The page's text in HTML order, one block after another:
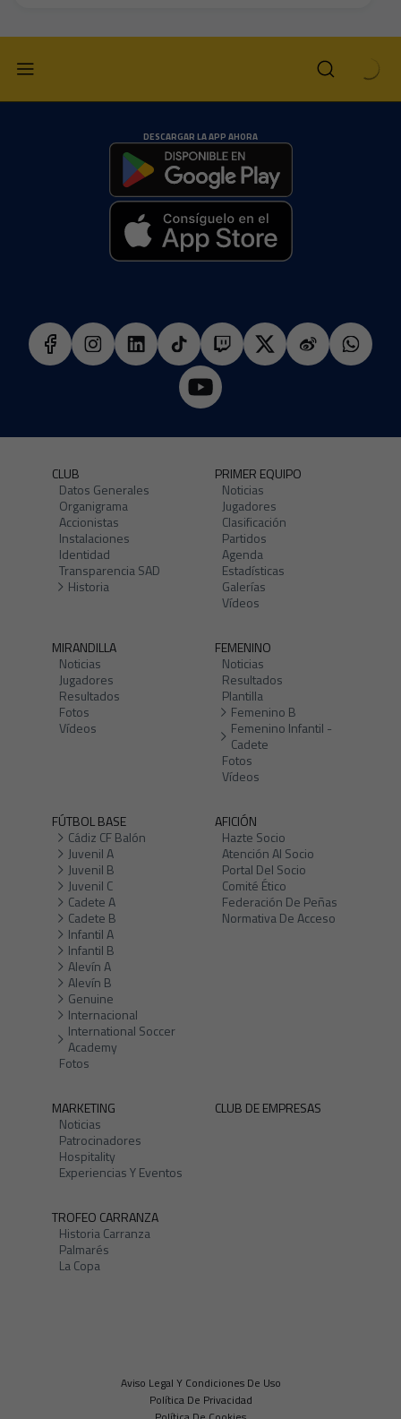
DESCARGAR LA APP AHORA
CLUB
Datos Generales
Organigrama
Accionistas
Instalaciones
Identidad
Transparencia SAD
Historia
PRIMER EQUIPO
Noticias
Jugadores
Clasificación
Partidos
Agenda
Estadísticas
Galerías
Vídeos
MIRANDILLA
Noticias
Jugadores
Resultados
Fotos
Vídeos
FEMENINO
Noticias
Resultados
Plantilla
Femenino B
Femenino Infantil -
Cadete
Fotos
Vídeos
FÚTBOL BASE
Cádiz CF Balón
Juvenil A
Juvenil B
Juvenil C
Cadete A
Cadete B
Infantil A
Infantil B
Alevín A
Alevín B
Genuine
Internacional
International Soccer
Academy
Fotos
AFICIÓN
Hazte Socio
Atención Al Socio
Portal Del Socio
Comité Ético
Federación De Peñas
Normativa De Acceso
MARKETING
Noticias
Patrocinadores
Hospitality
Experiencias Y Eventos
CLUB DE EMPRESAS
TROFEO CARRANZA
Historia Carranza
Palmarés
La Copa
Aviso Legal Y Condiciones De Uso
Política De Privacidad